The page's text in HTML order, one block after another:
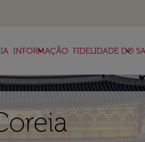
INFORMAÇÃO
keyboard_arrow_down FIDELIDADE DO
keyboard_arrow_down